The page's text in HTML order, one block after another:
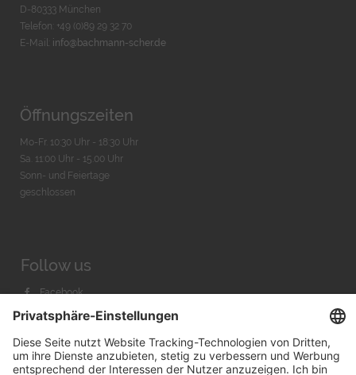
D-80333 München
Telefon: +49 (0)89 29 32 70
E-Mail: info@bachmann-scher.de
Öffnungszeiten
Mo-Fr. 10:30 Uhr - 18:30 Uhr
Sa. 11:00 Uhr - 15.00 Uhr
Sonn- und Feiertage
geschlossen
Follow us
Facebook
Instagram
Youtube